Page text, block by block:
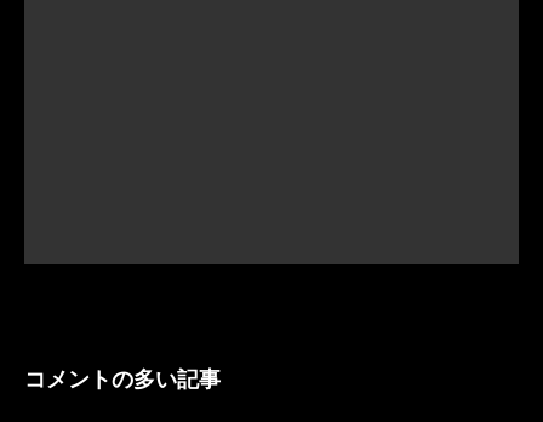
コメントの多い記事